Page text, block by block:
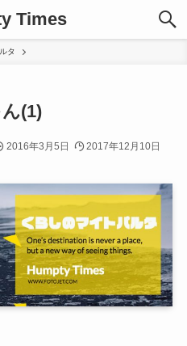
Times
タ
(1)
2016年3月5日 2017年12月10日